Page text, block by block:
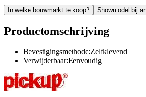
In welke bouwmarkt te koop? Showmodel bij
Productomschrijving
Bevestigingsmethode:Zelfklevend
Verwijderbaar:Eenvoudig